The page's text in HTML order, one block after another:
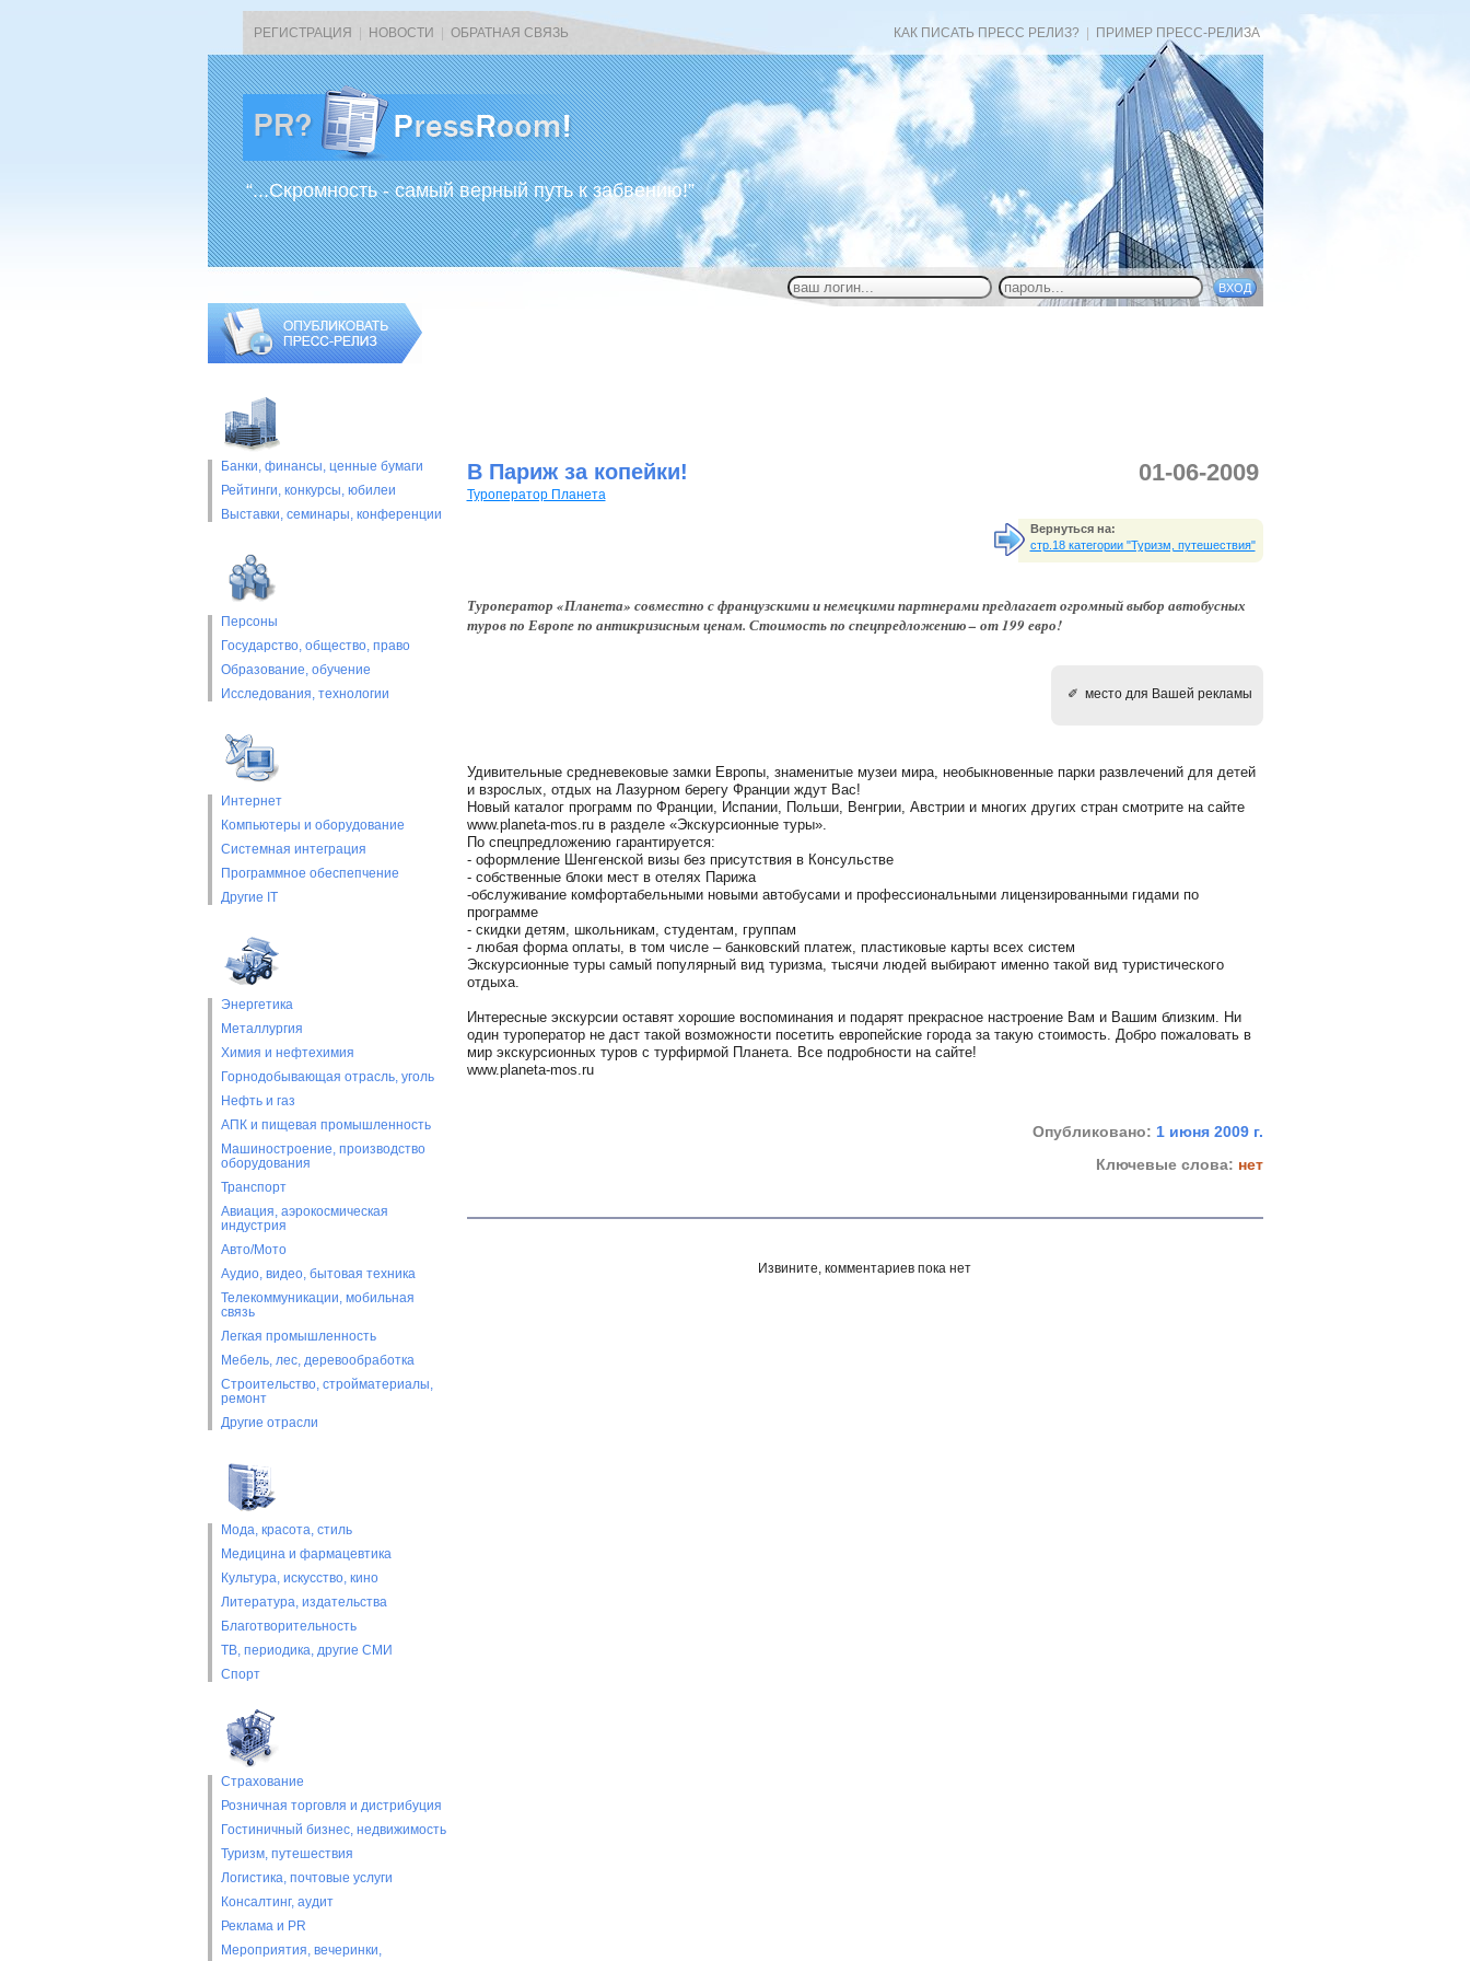
РЕГИСТРАЦИЯ НОВОСТИ ОБРАТНАЯ СВЯЗЬ КАК ПИСАТЬ ПРЕСС РЕЛИЗ? ПРИМЕР ПРЕСС-РЕЛИЗА
“...Скромность - самый верный путь к забвению!”
Банки, финансы, ценные бумаги
Рейтинги, конкурсы, юбилеи
Выставки, cеминары, конференции
Персоны
Государство, общество, право
Образование, обучение
Исследования, технологии
Интернет
Компьютеры и оборудование
Системная интеграция
Программное обеспепчение
Другие IT
Энергетика
Металлургия
Химия и нефтехимия
Горнодобывающая отрасль, уголь
Нефть и газ
АПК и пищевая промышленность
Машиностроение, производство
оборудования
Транспорт
Авиация, аэрокосмическая
индустрия
Авто/Мото
Аудио, видео, бытовая техника
Телекоммуникации, мобильная
связь
Легкая промышленность
Мебель, лес, деревообработка
Строительство, стройматериалы,
ремонт
Другие отрасли
Мода, красота, стиль
Медицина и фармацевтика
Культура, искусство, кино
Литература, издательства
Благотворительность
ТВ, периодика, другие СМИ
Спорт
Страхование
Розничная торговля и дистрибуция
Гостиничный бизнес, недвижимость
Туризм, путешествия
Логистика, почтовые услуги
Консалтинг, аудит
Реклама и PR
Мероприятия, вечеринки,
В Париж за копейки!
Туроператор Планета
01-06-2009
Вернуться на:
стр.18 категории "Туризм, путешествия"
Туроператор «Планета» совместно с французскими и немецкими партнерами предлагает огромный выбор автобусных
туров по Европе по антикризисным ценам. Стоимость по спецпредложению – от 199 евро!
✐ место для Вашей рекламы
Удивительные средневековые замки Европы, знаменитые музеи мира, необыкновенные парки развлечений для детей
и взрослых, отдых на Лазурном берегу Франции ждут Вас!
Новый каталог программ по Франции, Испании, Польши, Венгрии, Австрии и многих других стран смотрите на сайте
www.planeta-mos.ru в разделе «Экскурсионные туры».
По спецпредложению гарантируется:
- оформление Шенгенской визы без присутствия в Консульстве
- собственные блоки мест в отелях Парижа
-обслуживание комфортабельными новыми автобусами и профессиональными лицензированными гидами по
программе
- скидки детям, школьникам, студентам, группам
- любая форма оплаты, в том числе – банковский платеж, пластиковые карты всех систем
Экскурсионные туры самый популярный вид туризма, тысячи людей выбирают именно такой вид туристического
отдыха.
Интересные экскурсии оставят хорошие воспоминания и подарят прекрасное настроение Вам и Вашим близким. Ни
один туроператор не даст такой возможности посетить европейские города за такую стоимость. Добро пожаловать в
мир экскурсионных туров с турфирмой Планета. Все подробности на сайте!
www.planeta-mos.ru
Опубликовано: 1 июня 2009 г.
Ключевые слова: нет
Извините, комментариев пока нет